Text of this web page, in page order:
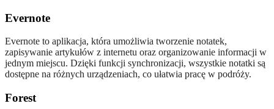
Evernote
Evernote to aplikacja, która umożliwia tworzenie notatek,
zapisywanie artykułów z internetu oraz organizowanie informacji w
jednym miejscu. Dzięki funkcji synchronizacji, wszystkie notatki są
dostępne na różnych urządzeniach, co ułatwia pracę w podróży.
Forest